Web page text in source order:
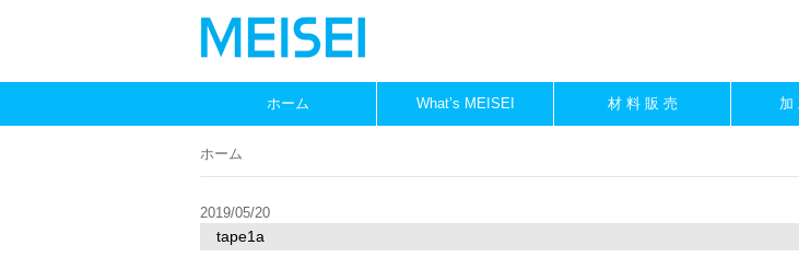
ホーム What’s MEISEI 材 料 販 売 加
ホーム
2019/05/20
tape1a